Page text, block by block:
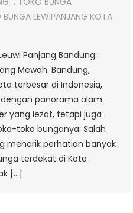
Leuwi
LEWIPANJANG KOTA
Panjang Bandung:
Mewah. Bandung,
terbesar di Indonesia,
panorama alam
yang lezat, tetapi juga
toko bunganya. Salah
menarik perhatian banyak
terdekat di Kota
[…]